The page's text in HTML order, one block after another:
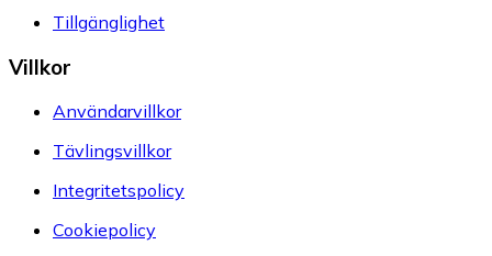
Tillgänglighet
Villkor
Användarvillkor
Tävlingsvillkor
Integritetspolicy
Cookiepolicy